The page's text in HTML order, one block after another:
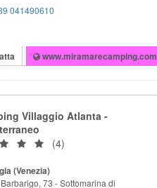
041490610
www.miramarecamping.com
Villaggio Atlanta -
(4)
(Venezia)
73 - Sottomarina di